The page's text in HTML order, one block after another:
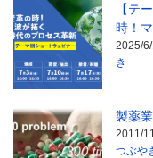
【テ
時！
2025/6/
き
製薬
2011/
つぶや